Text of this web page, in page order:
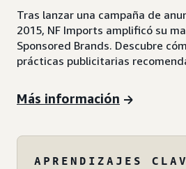
Tras lanzar una campaña de
2015, NF Imports amplificó su
Sponsored Brands. Descubre
prácticas publicitarias
Más información
APRENDIZAJES